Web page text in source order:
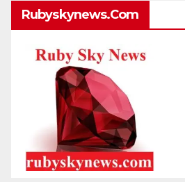
Rubyskynews.com